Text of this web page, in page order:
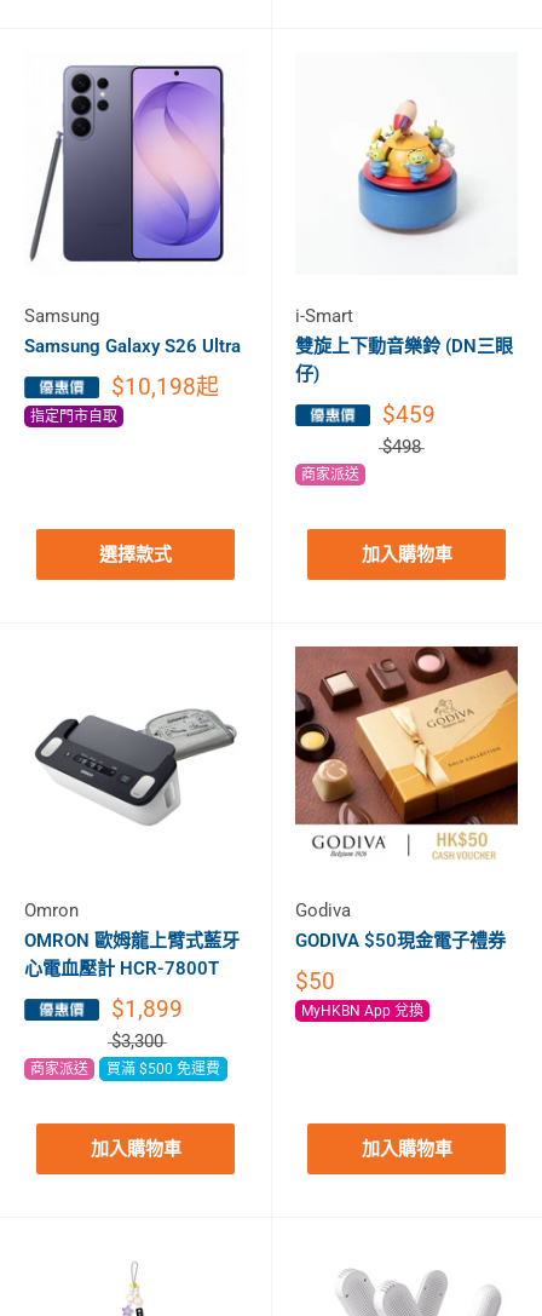
Samsung
Samsung Galaxy S26 Ultra
$10,198起
指定門市自取
選擇款式
i-Smart
雙旋上下動音樂鈴 (DN三眼
仔)
$459
$498
商家派送
加入購物車
Omron
OMRON 歐姆龍上臂式藍牙
心電血壓計 HCR-7800T
$1,899
$3,300
商家派送 買滿 $500 免運費
加入購物車
Godiva
GODIVA $50現金電子禮券
$50
MyHKBN App 兌換
加入購物車